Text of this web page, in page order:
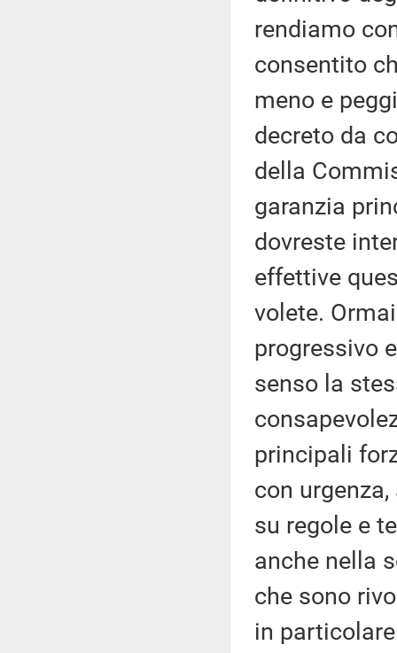
rendiamo
consentito
meno e
decreto da
della
garanzia
dovreste
effettive
volete.
progressivo
senso la
principali
con
su regole e
anche nella
che sono
in